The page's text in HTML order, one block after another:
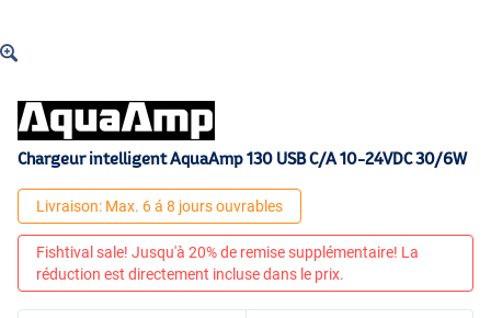
Chargeur intelligent AquaAmp 130 USB C/A 10-24VDC 30/6W
Livraison: Max. 6 á 8 jours ouvrables
Fishtival sale! Jusqu'à 20% de remise supplémentaire! La
réduction est directement incluse dans le prix.